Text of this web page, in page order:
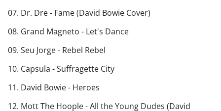
07. Dr. Dre - Fame (David Bowie Cover)
08. Grand Magneto - Let's Dance
09. Seu Jorge - Rebel Rebel
10. Capsula - Suffragette City
11. David Bowie - Heroes
12. Mott The Hoople - All the Young Dudes (David